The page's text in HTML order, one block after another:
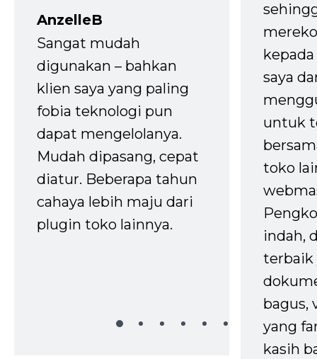
AnzelleB
Sangat mudah
digunakan – bahkan
klien saya yang paling
fobia teknologi pun
dapat mengelolanya.
Mudah dipasang, cepat
diatur. Beberapa tahun
cahaya lebih maju dari
plugin toko lainnya.
saya
untuk
toko
indah,
terbaik
bagus,
yang
kasih